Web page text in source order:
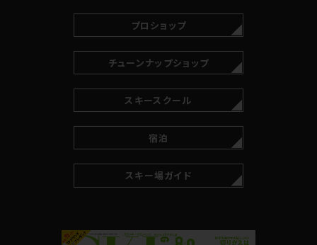
プロショップ
チューンナップショップ
スキースクール
宿泊
スキー場ガイド